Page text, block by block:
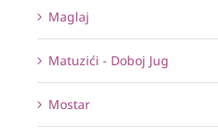
Maglaj
Matuzići - Doboj Jug
Mostar